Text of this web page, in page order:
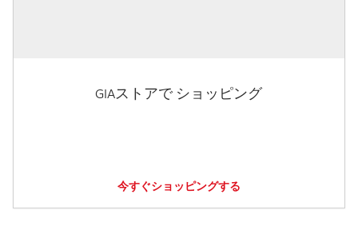
GIAストアで ショッピング
今すぐショッピングする